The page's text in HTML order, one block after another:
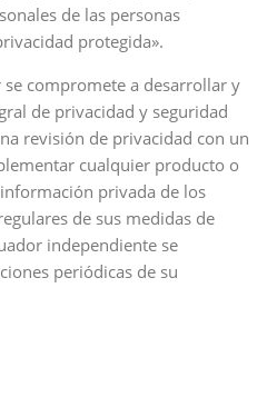
de las personas
protegida».
compromete a desarrollar y
de privacidad y seguridad
revisión de privacidad con un
cualquier producto o
privada de los
de sus medidas de
independiente se
periódicas de su